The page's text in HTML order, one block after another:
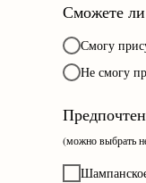
Сможете
Смогу
Не смогу
(можно выбрать